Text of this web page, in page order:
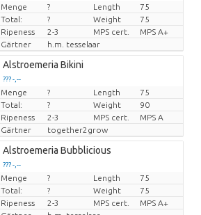
Preis pro Stück
Menge ? Length
75
Total:
? Weight
75
Ripeness
2-3 MPS cert.
MPS A+
Gärtner
h.m. tesselaar
Alstroemeria Bikini
??? -,--
Preis pro Stück
Menge ? Length
75
Total:
? Weight
90
Ripeness
2-3 MPS cert.
MPS A
Gärtner
together2grow
Alstroemeria Bubblicious
??? -,--
Preis pro Stück
Menge ? Length
75
Total:
? Weight
75
Ripeness
2-3 MPS cert.
MPS A+